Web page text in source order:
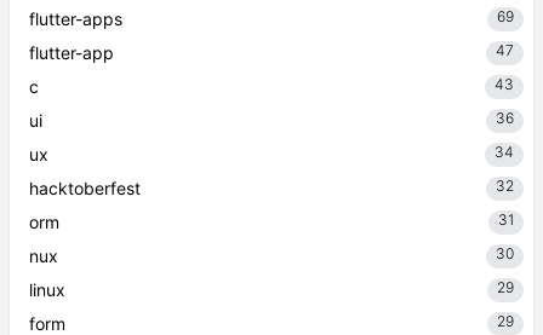
flutter-apps 69
flutter-app 47
c 43
ui 36
ux 34
hacktoberfest 32
orm 31
nux 30
linux 29
form 29